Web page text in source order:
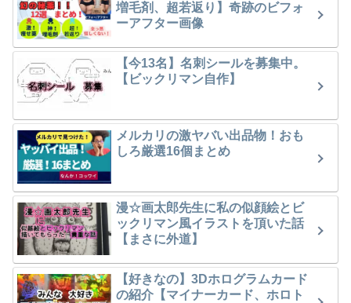
増毛剤、超若返り】奇跡のビフォ
ーアフター画像
【今13名】名刺シールを募集中。
【ビックリマン自作】
メルカリの激ヤバい出品物！おも
しろ厳選16個まとめ
漫☆画太郎先生に私の似顔絵とビ
ックリマン風イラストを頂いた話
【まさに外道】
【好きなの】3Dホログラムカード
の紹介【マイナーカード、ホロト